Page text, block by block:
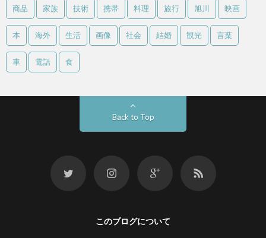
商品 家族 技術 携帯 料理 旅行 旭川 映画
本 海外 生活 画像 社会 結婚 観光 言葉
車 電話 食
Back to Top
このブログについて